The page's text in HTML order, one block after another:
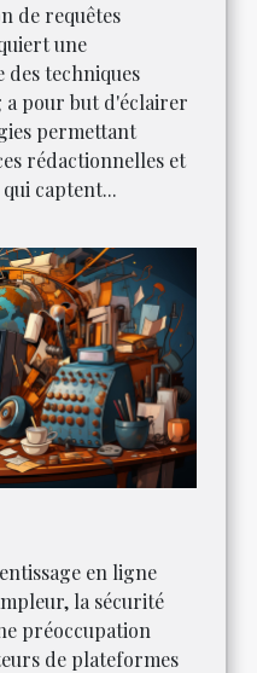
de requêtes
une
techniques
a pour but d'éclairer
permettant
rédactionnelles et
captent...
en ligne
la sécurité
préoccupation
de plateformes